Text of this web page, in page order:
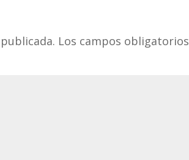
Los campos obligatorios